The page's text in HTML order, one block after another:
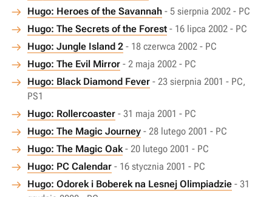
Hugo: Heroes of the Savannah - 5 sierpnia 2002 - PC
Hugo: The Secrets of the Forest - 16 lipca 2002 - PC
Hugo: Jungle Island 2 - 18 czerwca 2002 - PC
Hugo: The Evil Mirror - 2 maja 2002 - PC
Hugo: Black Diamond Fever - 23 sierpnia 2001 - PC,
PS1
Hugo: Rollercoaster - 31 maja 2001 - PC
Hugo: The Magic Journey - 28 lutego 2001 - PC
Hugo: The Magic Oak - 20 lutego 2001 - PC
Hugo: PC Calendar - 16 stycznia 2001 - PC
Hugo: Odorek i Boberek na Lesnej Olimpiadzie - 31